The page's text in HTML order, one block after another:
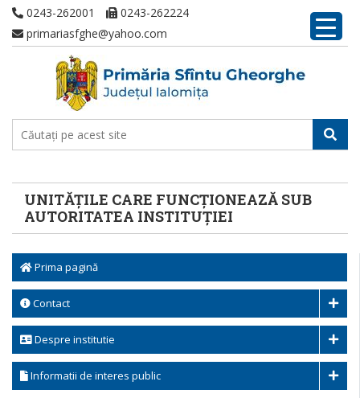
0243-262001
0243-262224
primariasfghe@yahoo.com
UNITĂȚILE CARE FUNCȚIONEAZĂ SUB
AUTORITATEA INSTITUȚIEI
Prima pagină
Contact
Despre institutie
Informatii de interes public